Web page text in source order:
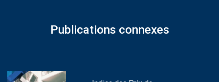
Publications connexes